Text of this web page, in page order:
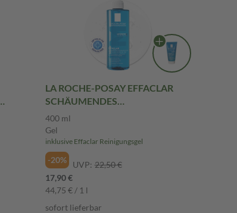
LA ROCHE-POSAY EFFACLAR
SCHÄUMENDES
400 ml
Gel
inklusive Effaclar Reinigungsgel
-20% UVP: 22,50 €
17,90 €
44,75 € / 1 l
sofort lieferbar